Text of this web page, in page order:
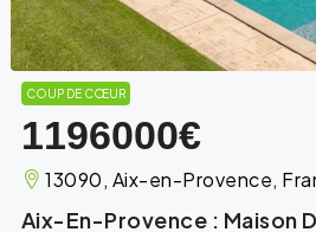
COUP DE CŒUR
1196000€
13090, Aix-en-Provence,
Aix-En-Provence : Maison